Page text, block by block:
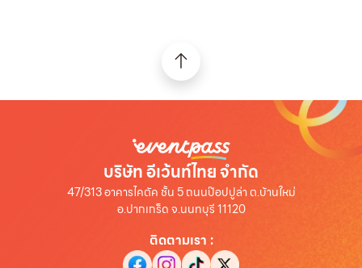
บริษัท อีเว้นท์ไทย จำกัด
47/313 อาคารไคตัค ชั้น 5 ถนนป๊อปปูล่า ต.บ้านใหม่
อ.ปากเกร็ด จ.นนทบุรี 11120
ติดตามเรา :